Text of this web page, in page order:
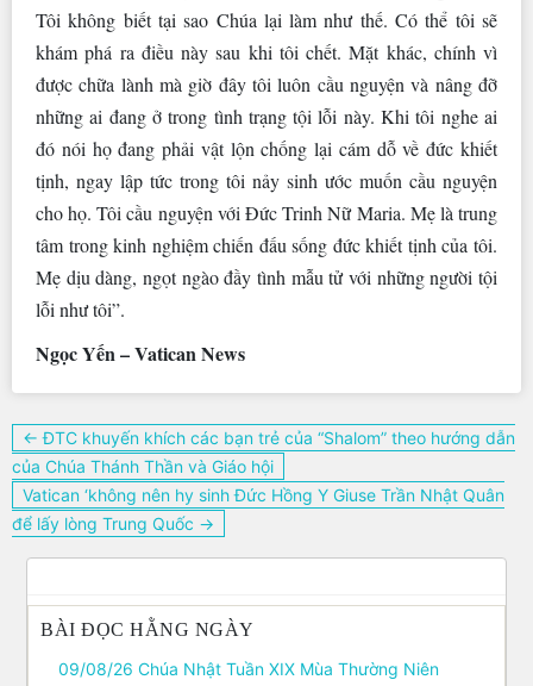
Tôi không biết tại sao Chúa lại làm như thế. Có thể tôi sẽ
khám phá ra điều này sau khi tôi chết. Mặt khác, chính vì
được chữa lành mà giờ đây tôi luôn cầu nguyện và nâng đỡ
những ai đang ở trong tình trạng tội lỗi này. Khi tôi nghe ai
đó nói họ đang phải vật lộn chống lại cám dỗ về đức khiết
tịnh, ngay lập tức trong tôi nảy sinh ước muốn cầu nguyện
cho họ. Tôi cầu nguyện với Đức Trinh Nữ Maria. Mẹ là trung
tâm trong kinh nghiệm chiến đấu sống đức khiết tịnh của tôi.
Mẹ dịu dàng, ngọt ngào đầy tình mẫu tử với những người tội
lỗi như tôi”.
Ngọc Yến – Vatican News
Điều
hướng
bài
viết
← ĐTC khuyến khích các bạn trẻ của “Shalom” theo hướng dẫn
của Chúa Thánh Thần và Giáo hội
Vatican ‘không nên hy sinh Đức Hồng Y Giuse Trần Nhật Quân
để lấy lòng Trung Quốc →
BÀI ĐỌC HẰNG NGÀY
09/08/26 Chúa Nhật Tuần XIX Mùa Thường Niên